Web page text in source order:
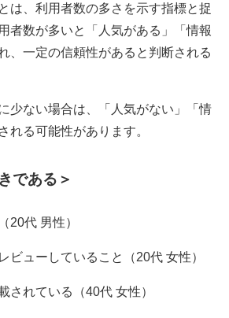
は、利用者数の多さを示す指標と捉
者数が多いと「人気がある」「情報
、一定の信頼性があると判断される
少ない場合は、「人気がない」「情
れる可能性があります。
である＞
20代 男性）
ビューしていること（20代 女性）
されている（40代 女性）